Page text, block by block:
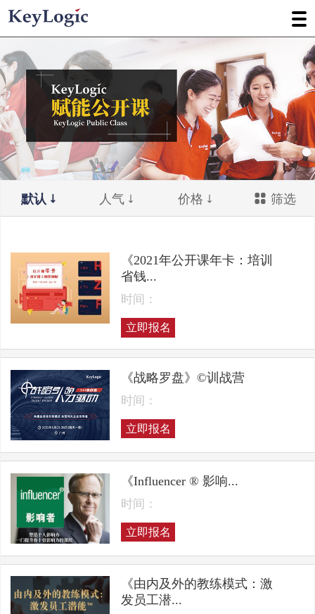
默认 人气 价格 筛选
《2021年公开课年卡：培训
省钱...
时间：
立即报名
《战略罗盘》©训战营
时间：
立即报名
《Influencer ® 影响...
时间：
立即报名
《由内及外的教练模式：激
发员工潜...